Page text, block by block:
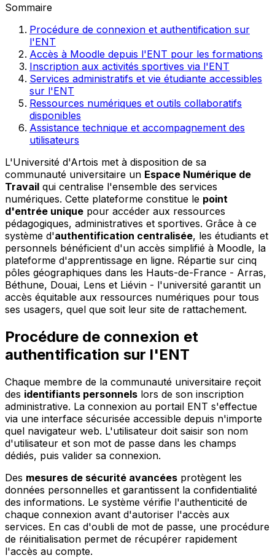
Sommaire
Procédure de connexion et authentification sur
l'ENT
Accès à Moodle depuis l'ENT pour les formations
Inscription aux activités sportives via l'ENT
Services administratifs et vie étudiante accessibles
sur l'ENT
Ressources numériques et outils collaboratifs
disponibles
Assistance technique et accompagnement des
utilisateurs
L'Université d'Artois met à disposition de sa
communauté universitaire un Espace Numérique de
Travail qui centralise l'ensemble des services
numériques. Cette plateforme constitue le point
d'entrée unique pour accéder aux ressources
pédagogiques, administratives et sportives. Grâce à ce
système d'authentification centralisée, les étudiants et
personnels bénéficient d'un accès simplifié à Moodle, la
plateforme d'apprentissage en ligne. Répartie sur cinq
pôles géographiques dans les Hauts-de-France - Arras,
Béthune, Douai, Lens et Liévin - l'université garantit un
accès équitable aux ressources numériques pour tous
ses usagers, quel que soit leur site de rattachement.
Procédure de connexion et
authentification sur l'ENT
Chaque membre de la communauté universitaire reçoit
des identifiants personnels lors de son inscription
administrative. La connexion au portail ENT s'effectue
via une interface sécurisée accessible depuis n'importe
quel navigateur web. L'utilisateur doit saisir son nom
d'utilisateur et son mot de passe dans les champs
dédiés, puis valider sa connexion.
Des mesures de sécurité avancées protègent les
données personnelles et garantissent la confidentialité
des informations. Le système vérifie l'authenticité de
chaque connexion avant d'autoriser l'accès aux
services. En cas d'oubli de mot de passe, une procédure
de réinitialisation permet de récupérer rapidement
l'accès au compte.